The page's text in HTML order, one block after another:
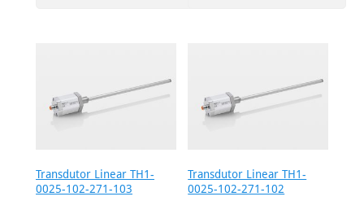
Transdutor Linear TH1-
0025-102-271-103
Transdutor Linear TH1-
0025-102-271-102